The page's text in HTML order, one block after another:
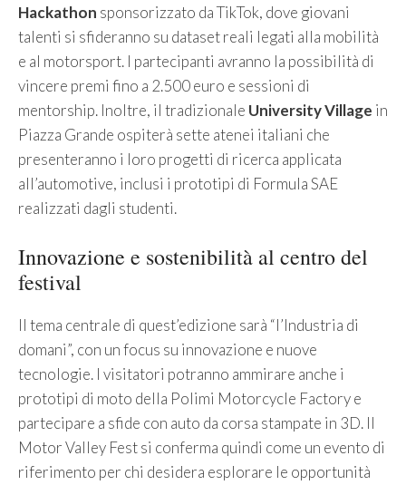
Hackathon sponsorizzato da TikTok, dove giovani
talenti si sfideranno su dataset reali legati alla mobilità
e al motorsport. I partecipanti avranno la possibilità di
vincere premi fino a 2.500 euro e sessioni di
mentorship. Inoltre, il tradizionale University Village in
Piazza Grande ospiterà sette atenei italiani che
presenteranno i loro progetti di ricerca applicata
all’automotive, inclusi i prototipi di Formula SAE
realizzati dagli studenti.
Innovazione e sostenibilità al centro del
festival
Il tema centrale di quest’edizione sarà “l’Industria di
domani”, con un focus su innovazione e nuove
tecnologie. I visitatori potranno ammirare anche i
prototipi di moto della Polimi Motorcycle Factory e
partecipare a sfide con auto da corsa stampate in 3D. Il
Motor Valley Fest si conferma quindi come un evento di
riferimento per chi desidera esplorare le opportunità